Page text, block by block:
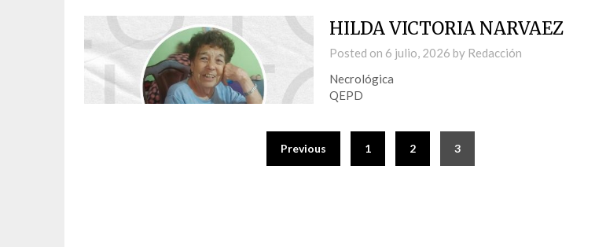
HILDA VICTORIA NARVAEZ
Posted on 6 julio, 2026 by Redacción
Necrológica
QEPD
Previous 1 2 3